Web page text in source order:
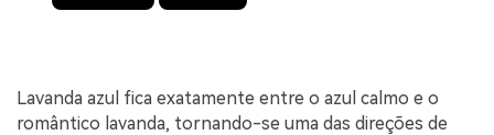
Lavanda azul fica exatamente entre o azul calmo e o
romântico lavanda, tornando-se uma das direções de